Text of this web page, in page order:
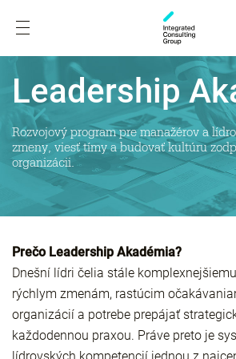
Leadership
Rozvojový program pre manažérov a
zmeny, viesť tímy a budovať kultúru
organizácii.
Prečo Leadership Akadémia?
Dnešní lídri čelia stále
rýchlym zmenám, rastúcim
organizácií a potrebe prepájať
každodennou praxou. Práve preto je